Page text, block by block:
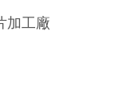
加工廠